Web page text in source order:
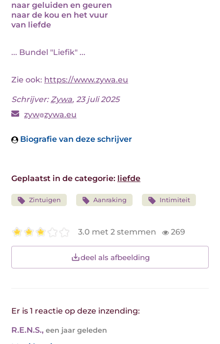
naar geluiden en geuren
naar de kou en het vuur
van liefde
... Bundel "Liefik" ...
Zie ook: https://www.zywa.eu
Schrijver:Zywa, 23 juli 2025
zyw zywa.eu
Biografie van deze schrijver
Geplaatst in de categorie: liefde
Zintuigen Aanraking Intimiteit
3.0 met 2 stemmen 269
deel als afbeelding
Er is 1 reactie op deze inzending:
R.E.N.S., een jaar geleden